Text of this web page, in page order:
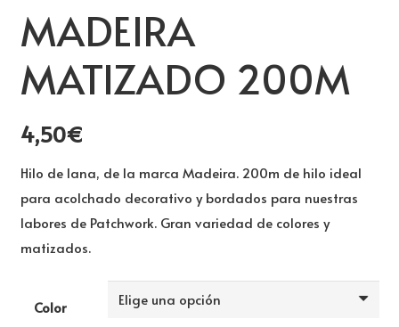
MADEIRA
MATIZADO 200M
4,50€
Hilo de lana, de la marca Madeira. 200m de hilo ideal
para acolchado decorativo y bordados para nuestras
labores de Patchwork. Gran variedad de colores y
matizados.
Color